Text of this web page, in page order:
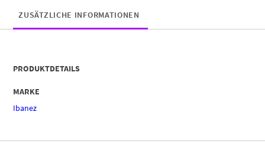
ZUSÄTZLICHE INFORMATIONEN
PRODUKTDETAILS
MARKE
Ibanez